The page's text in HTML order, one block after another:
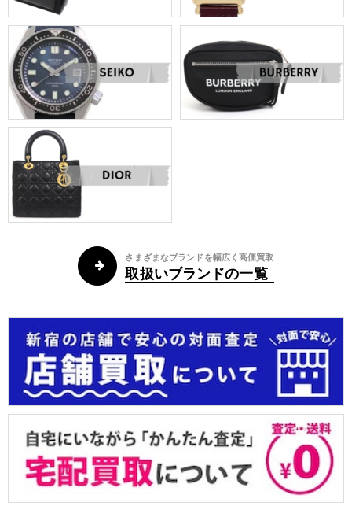
さまざまなブランドを幅広く高価買取
取扱いブランドの一覧